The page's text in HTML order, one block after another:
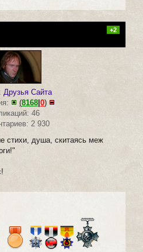
+2
: Друзья Сайта
(8168|0)
46
2 930
стихи, душа, скитаясь меж